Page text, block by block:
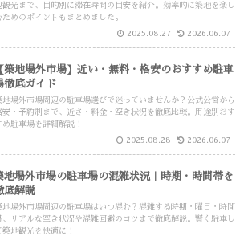
観光まで、目的別に滞在時間の目安を紹介。効率的に築地を楽し
ためのポイントもまとめました。
2025.08.27 2026.06.07
築地場外市場】近い・無料・格安のおすすめ駐車
徹底ガイド
地場外市場周辺の駐車場選びで迷っていませんか？公式公営から
安・予約制まで、近さ・料金・空き状況を徹底比較。用途別おす
め駐車場を詳細解説！
2025.08.28 2026.06.07
地場外市場の駐車場の混雑状況｜時期・時間帯を
底解説
地場外市場周辺の駐車場はいつ混む？混雑する時期・曜日・時間
、リアルな空き状況や混雑回避のコツまで徹底解説。賢く駐車し
築地観光を快適に！